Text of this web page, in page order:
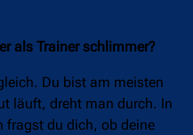
als Trainer schlimmer?
Du bist am meisten
läuft, dreht man durch. In
fragst du dich, ob deine